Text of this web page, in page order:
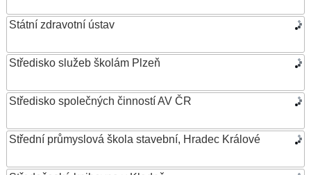
Státní zdravotní ústav
Středisko služeb školám Plzeň
Středisko společných činností AV ČR
Střední průmyslová škola stavební, Hradec Králové